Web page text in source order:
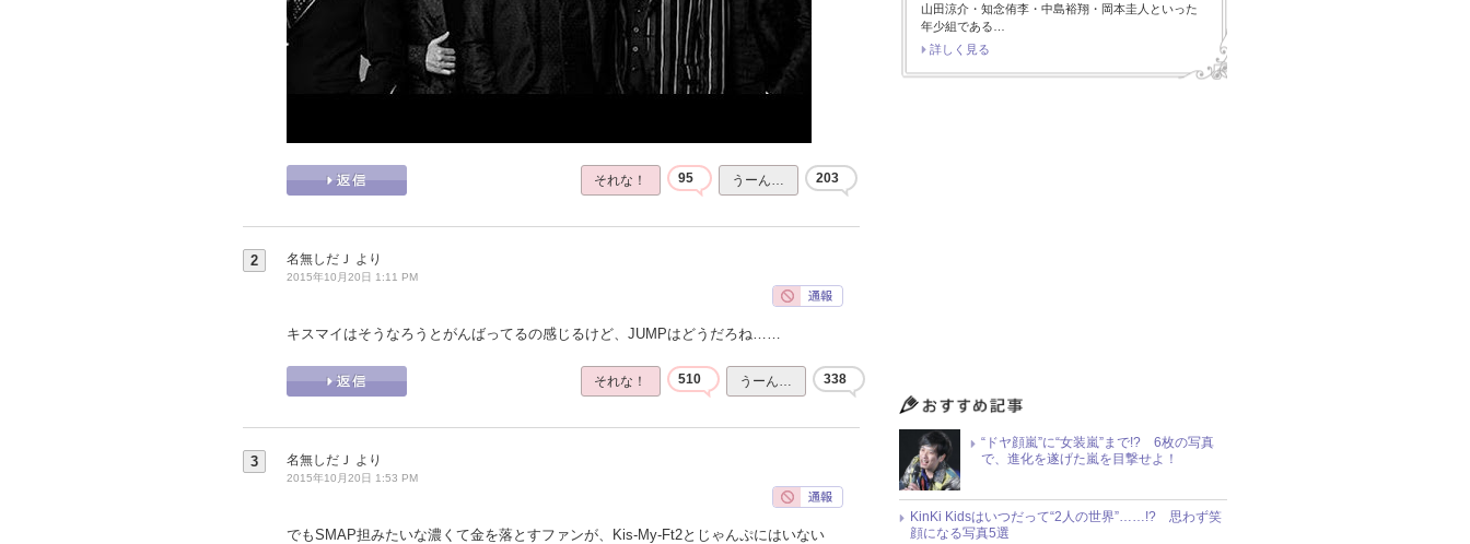
それな！ 95 うーん… 203
2 名無しだＪ より
2015年10月20日 1:11 PM
キスマイはそうなろうとがんばってるの感じるけど、JUMPはどうだろね……
それな！ 510 うーん… 338
3 名無しだＪ より
2015年10月20日 1:53 PM
でもSMAP担みたいな濃くて金を落とすファンが、Kis-My-Ft2とじゃんぷにはいない
山田涼介・知念侑李・中島裕翔・岡本圭人といった
年少組である…
詳しく見る
“ドヤ顔嵐”に“女装嵐”まで!? 6枚の写真
で、進化を遂げた嵐を目撃せよ！
KinKi Kidsはいつだって“2人の世界”……!? 思わず笑
顔になる写真5選